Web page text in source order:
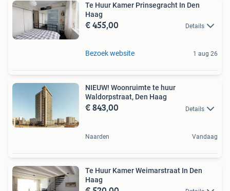
Te Huur Kamer Prinsegracht In Den
Haag
€ 455,00 Details
Bezoek website 1 aug 26
NIEUW! Woonruimte te huur
Waldorpstraat, Den Haag
€ 843,00 Details
Naarden Vandaag
Te Huur Kamer Weimarstraat In Den
Haag